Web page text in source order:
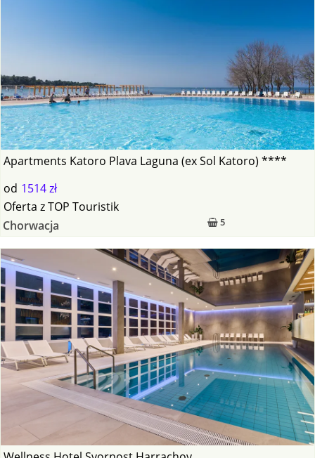
Apartments Katoro Plava Laguna (ex Sol Katoro) ****
od 1514 zł
5
Oferta zTOP Touristik
Chorwacja